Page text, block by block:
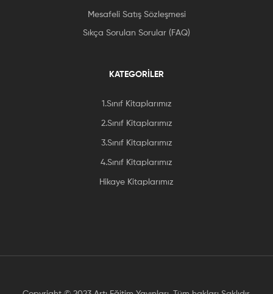
Mesafeli Satış Sözleşmesi
Sıkça Sorulan Sorular (FAQ)
KATEGORİLER
1.Sınıf Kitaplarımız
2.Sınıf Kitaplarımız
3.Sınıf Kitaplarımız
4.Sınıf Kitaplarımız
Hikaye Kitaplarımız